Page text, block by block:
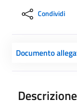
Condividi
Documento